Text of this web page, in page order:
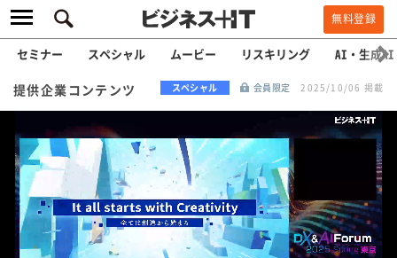
無料登録
セミナー スペシャル ムービー リスキリング AI・生成AI
提供企業コンテンツ スペシャル 会員限定 2025/10/06 掲載